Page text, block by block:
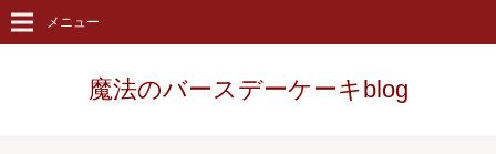
魔法のバースデーケーキblog
メニュー